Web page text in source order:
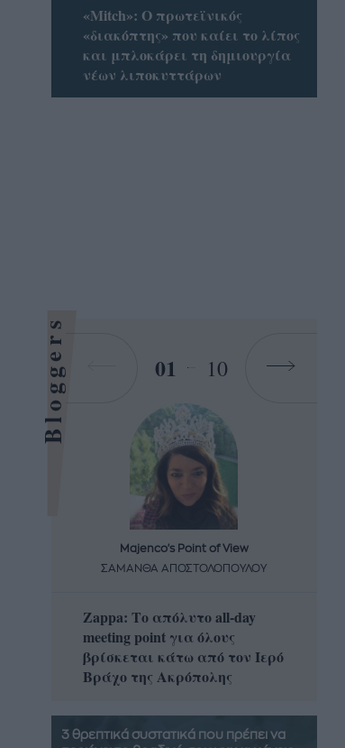
«Mitch»: Ο πρωτεϊνικός
«διακόπτης» που καίει το λίπος
και μπλοκάρει τη δημιουργία
νέων λιποκυττάρων
Bloggers 01 10
Majenco's Point of View
ΣΑΜΑΝΘΑ ΑΠΟΣΤΟΛΟΠΟΥΛΟΥ
Zappa: Το απόλυτο all-day
meeting point για όλους
βρίσκεται κάτω από τον Ιερό
Βράχο της Ακρόπολης
3 θρεπτικά συστατικά που πρέπει να